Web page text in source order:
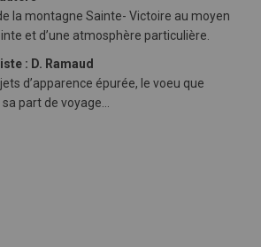
la montagne Sainte- Victoire au moyen
et d’une atmosphère particulière.
: D. Ramaud
d’apparence épurée, le voeu que
part de voyage…